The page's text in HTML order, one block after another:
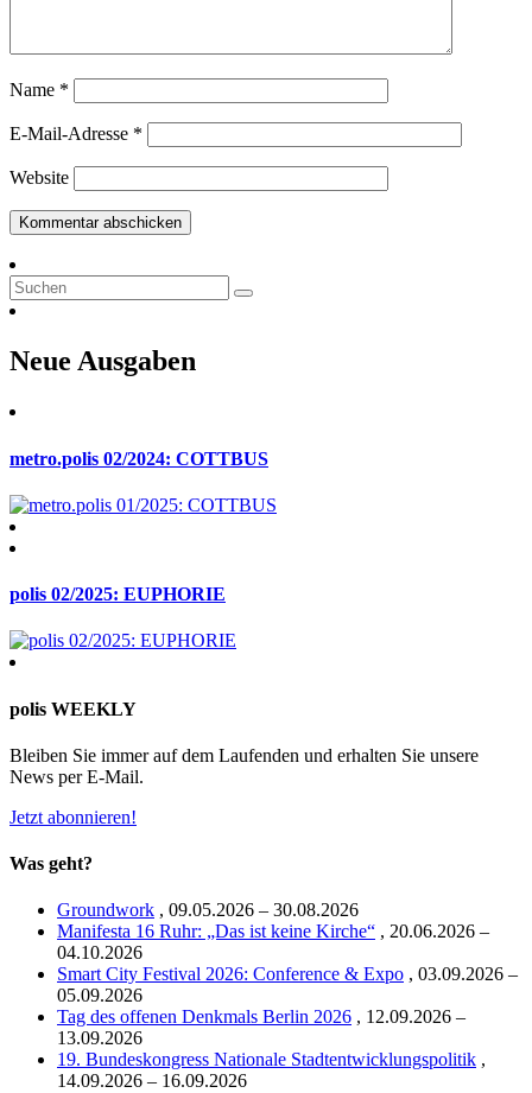
Name *
E-Mail-Adresse *
Website
Neue Ausgaben
metro.polis 02/2024: COTTBUS
polis 02/2025: EUPHORIE
polis WEEKLY
Bleiben Sie immer auf dem Laufenden und erhalten Sie unsere
News per E-Mail.
Jetzt abonnieren!
Was geht?
Groundwork , 09.05.2026 – 30.08.2026
Manifesta 16 Ruhr: „Das ist keine Kirche“ , 20.06.2026 –
04.10.2026
Smart City Festival 2026: Conference & Expo , 03.09.2026 –
05.09.2026
Tag des offenen Denkmals Berlin 2026 , 12.09.2026 –
13.09.2026
19. Bundeskongress Nationale Stadtentwicklungspolitik ,
14.09.2026 – 16.09.2026